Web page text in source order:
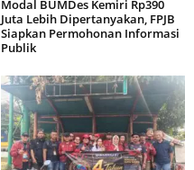
Modal BUMDes Kemiri Rp390
Juta Lebih Dipertanyakan, FPJB
Siapkan Permohonan Informasi
Publik